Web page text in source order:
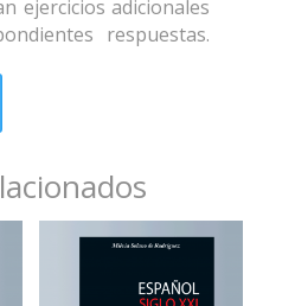
ejercicios adicionales
respuestas.